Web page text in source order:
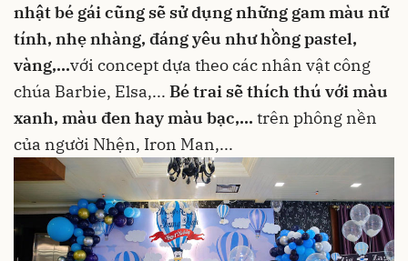
nhật bé gái cũng sẽ sử dụng những gam màu nữ
tính, nhẹ nhàng, đáng yêu như hồng pastel,
vàng,...với concept dựa theo các nhân vật công
chúa Barbie, Elsa,... Bé trai sẽ thích thú với màu
xanh, màu đen hay màu bạc,... trên phông nền
của người Nhện, Iron Man,...